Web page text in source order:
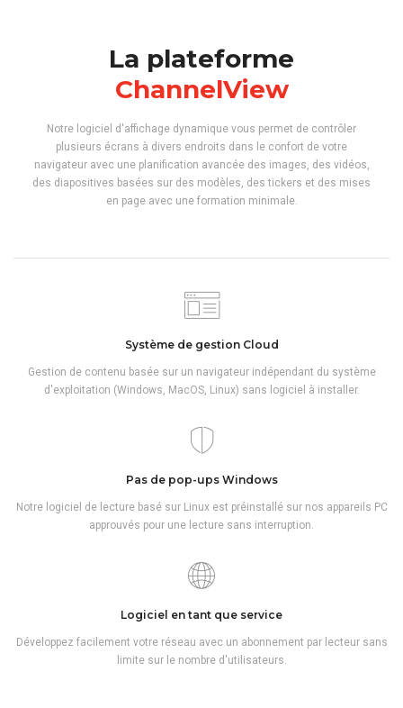
La plateforme
ChannelView
Notre logiciel d'affichage dynamique vous permet de contrôler
plusieurs écrans à divers endroits dans le confort de votre
navigateur avec une planification avancée des images, des vidéos,
des diapositives basées sur des modèles, des tickers et des mises
en page avec une formation minimale.
Système de gestion Cloud
Gestion de contenu basée sur un navigateur indépendant du système
d'exploitation (Windows, MacOS, Linux) sans logiciel à installer.
Pas de pop-ups Windows
Notre logiciel de lecture basé sur Linux est préinstallé sur nos appareils PC
approuvés pour une lecture sans interruption.
Logiciel en tant que service
Développez facilement votre réseau avec un abonnement par lecteur sans
limite sur le nombre d'utilisateurs.